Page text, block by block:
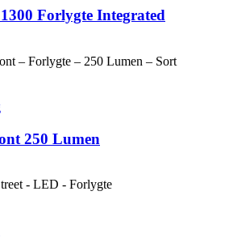
Forlygte Integrated
250 Lumen